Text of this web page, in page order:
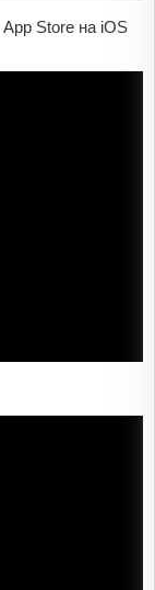
Store на iOS